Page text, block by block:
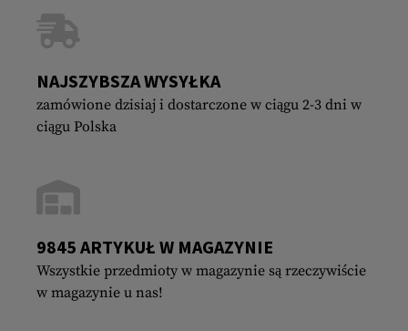
NAJSZYBSZA WYSYŁKA
zamówione dzisiaj i dostarczone w ciągu 2-3 dni w
ciągu Polska
9845 ARTYKUŁ W MAGAZYNIE
Wszystkie przedmioty w magazynie są rzeczywiście
w magazynie u nas!